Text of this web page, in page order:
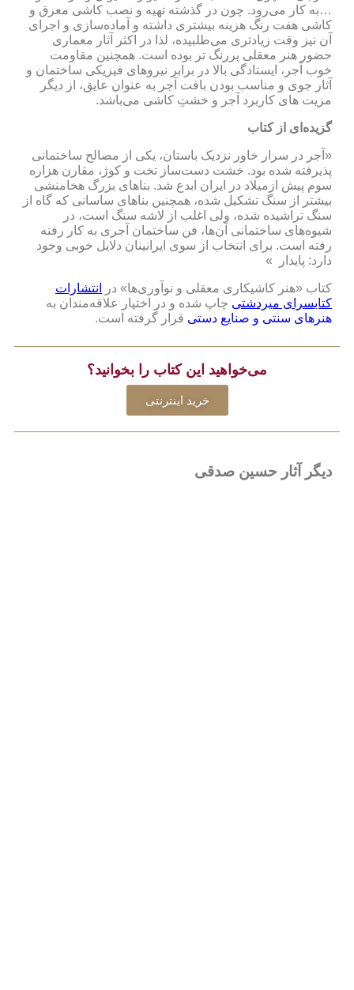
…به کار می‌رود. چون در گذشته تهیه و نصب کاشی معرق و
کاشی هفت رنگ هزینه بیشتری داشته و آماده‌سازی و اجرای
آن نیز وقت زیادتری می‌طلبیده،‌ لذا در اکثر آثار معماری
حضور هنر معقلی پررنگ تر بوده است. همچنین مقاومت
خوب آجر، ایستادگی بالا در برابر نیروهای فیزیکی ساختمان و
آثار جوی و مناسب بودن بافت آجر به عنوان عایق، از دیگر
مزیت های کاربرد آجر و خشتِ کاشی می‌باشد.
گزیده‌ای از کتاب
«آجر در سرار خاور نزدیک باستان، یکی از مصالح ساختمانی
پذیرفته شده بود. خشت دست‌ساز تخت و کوژ، مقارن هزاره
سوم پیش ازمیلاد در ایران ابدع شد. بناهای بزرگ هخامنشی
بیشتر از سنگ تشکیل شده، همچنین بناهای ساسانی که گاه از
سنگ تراشیده شده، ولی اغلب از لاشه سنگ است، در
شیوه‌های ساختمانی آن‌ها، فن ساختمان آجری به کار رفته
رفته است. برای انتخاب از سوی ایرانینان دلایل خوبی وجود
دارد: پایدار »
کتاب «هنر کاشیکاری معقلی و نوآوری‌ها» در
انتشارات
کتابسرای میردشتی چاپ شده و در اختیار علاقه‌‌مندان به
هنرهای سنتی و صنایع دستی قرار گرفته است.
می‌خواهید این کتاب را بخوانید؟
خرید اینترنتی
دیگر آثار حسین صدقی